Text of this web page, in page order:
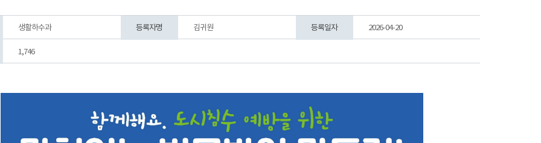
생활하수과 등록자명 김귀원 등록일자 2026-04-20
1,746